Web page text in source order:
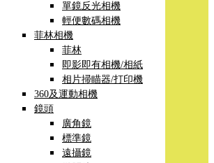
單鏡反光相機
輕便數碼相機
菲林相機
菲林
即影即有相機/相紙
相片掃瞄器/打印機
360及運動相機
鏡頭
廣角鏡
標準鏡
遠攝鏡